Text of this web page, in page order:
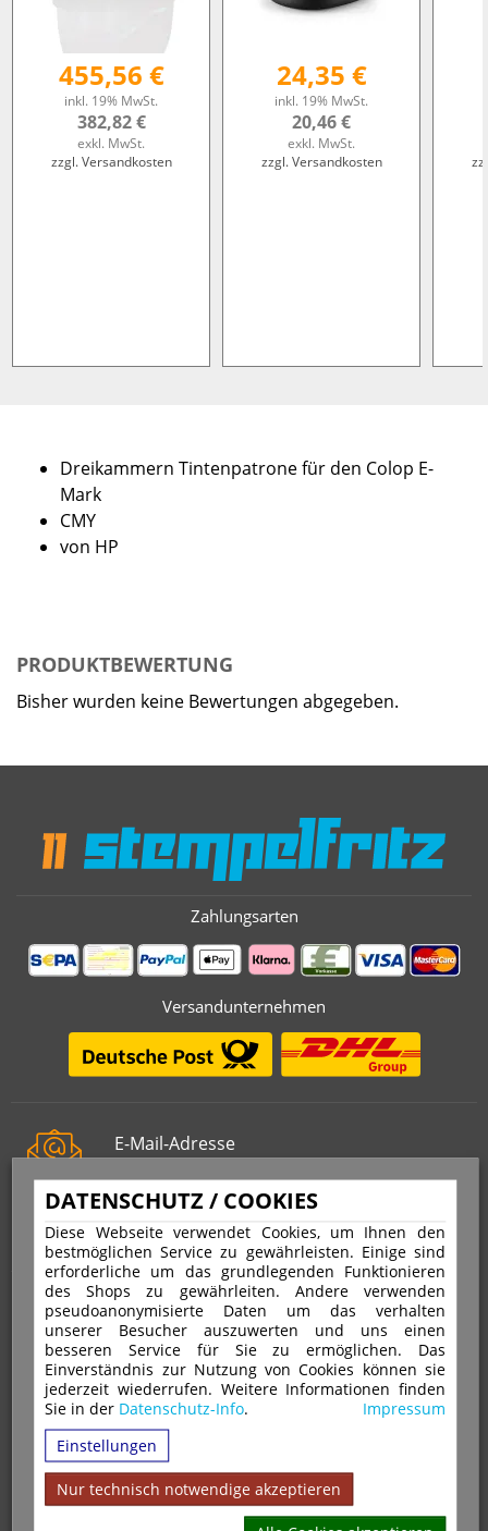
DATENSCHUTZ / COOKIES
Diese Webseite verwendet Cookies, um Ihnen den
bestmöglichen Service zu gewährleisten. Einige sind
erforderliche um das grundlegenden Funktionieren
des Shops zu gewährleiten. Andere verwenden
pseudoanonymisierte Daten um das verhalten
unserer Besucher auszuwerten und uns einen
besseren Service für Sie zu ermöglichen. Das
Einverständnis zur Nutzung von Cookies können sie
jederzeit wiederrufen. Weitere Informationen finden
Sie in der Datenschutz-Info.
Impressum
Einstellungen
Nur technisch notwendige akzeptieren
455,56 €
inkl. 19% MwSt.
382,82 €
exkl. MwSt.
zzgl. Versandkosten
24,35 €
inkl. 19% MwSt.
20,46 €
exkl. MwSt.
zzgl. Versandkosten
Dreikammern Tintenpatrone für den Colop E-
Mark
CMY
von HP
PRODUKTBEWERTUNG
Bisher wurden keine Bewertungen abgegeben.
Zahlungsarten
Versandunternehmen
E-Mail-Adresse
Telefon
0221 677 812 08
Über uns
VERTRAG WIDERRUFEN
IMPRESSUM
DATENSCHUTZ
WIDERRUFSRECHT
AGB
VERSAND & ZAHLUNGSARTEN
WARENKORB